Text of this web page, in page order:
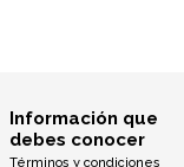
Información que
debes conocer
Términos y condiciones